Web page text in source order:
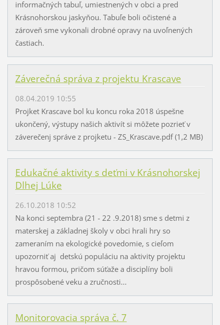
informačných tabuľ, umiestnených v obci a pred
Krásnohorskou jaskyňou. Tabuľe boli očistené a
zároveň sme vykonali drobné opravy na uvoľnených
častiach.
Záverečná správa z projektu Krascave
08.04.2019 10:55
Projket Krascave bol ku koncu roka 2018 úspešne
ukončený, výstupy našich aktivít si môžete pozrieť v
záverečenj správe z projketu - ZS_Krascave.pdf (1,2 MB)
Edukačné aktivity s deťmi v Krásnohorskej
Dlhej Lúke
26.10.2018 10:52
Na konci septembra (21 - 22 .9.2018) sme s detmi z
materskej a základnej školy v obci hrali hry so
zameraním na ekologické povedomie, s cieľom
upozorniť aj detskú populáciu na aktivity projektu
hravou formou, pričom súťaže a disciplíny boli
prospôsobené veku a zručnosti...
Monitorovacia správa č. 7